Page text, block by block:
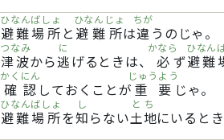
避難場所
ひなんばしょ
と 避難所
ひなんじょ
は違
ちが
うのじゃ。
津波
つなみ
から逃
に
げるときは、 必
かなら
ず避難
ひなん
確認
かくにん
しておくことが 重要
じゅうよう
じゃ。
避難場所
ひなんばしょ
を知
し
らない土地
とち
にいるとき